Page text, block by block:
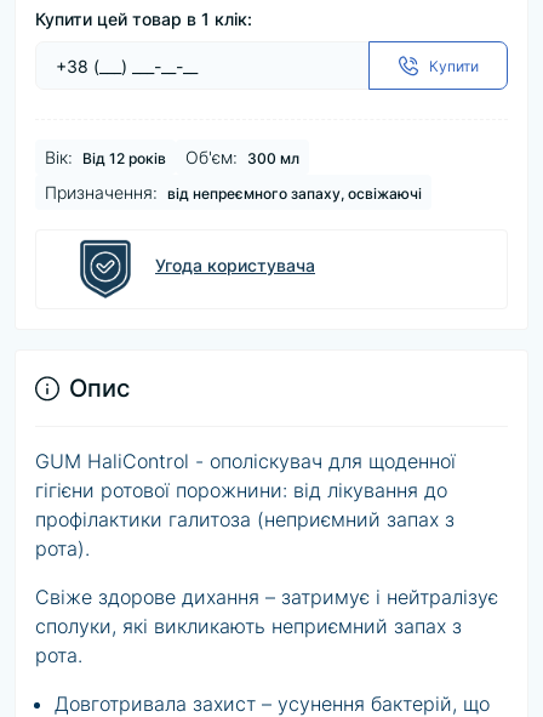
Купити цей товар в 1 клік:
Купити
Вік: Від 12 років Об'єм: 300 мл
Призначення: від непреємного запаху, освіжаючі
Угода користувача
Опис
GUM HaliControl - ополіскувач для щоденної
гігієни ротової порожнини: від лікування до
профілактики галитоза (неприємний запах з
рота).
Свіже здорове дихання – затримує і нейтралізує
сполуки, які викликають неприємний запах з
рота.
Довготривала захист – усунення бактерій, що